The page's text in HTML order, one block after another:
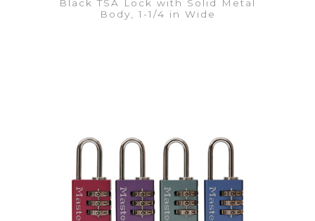
Black TSA Lock with Solid Metal
Body, 1-1/4 in Wide
Añadir a la lista de cotización